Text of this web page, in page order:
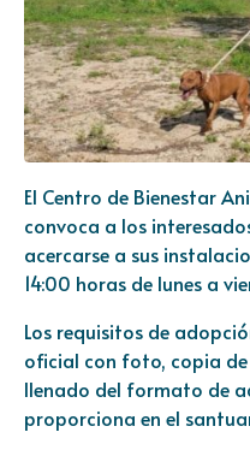
El Centro de Bienestar
convoca a los
acercarse a sus
14:00 horas de lunes a
Los requisitos de
oficial con foto, copia
llenado del formato de
proporciona en el